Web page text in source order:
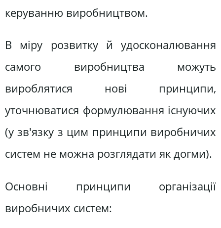
керуванню виробництвом.
В міру розвитку й удосконалювання
самого виробництва можуть
вироблятися нові принципи,
уточнюватися формулювання існуючих
(у зв'язку з цим принципи виробничих
систем не можна розглядати як догми).
Основні принципи організації
виробничих систем: